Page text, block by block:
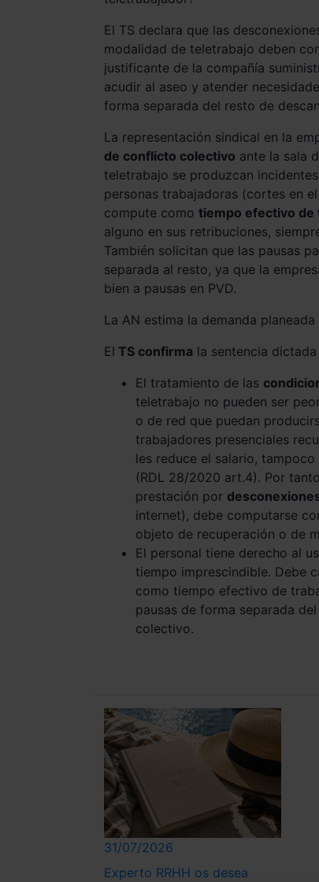
El TS declara que las
modalidad de teletrabajo deben
justificante de la compañía
acudir al aseo y atender
forma separada del resto de
La representación sindical en la
de conflicto colectivo ante la sala
teletrabajo se produzcan
personas trabajadoras (cortes en
compute como tiempo efectivo de
alguno en sus retribuciones,
También solicitan que las pausas
separada al resto, ya que la
bien a pausas en PVD.
La AN estima la demanda
El TS confirma la sentencia
El tratamiento de las
teletrabajo no pueden ser
o de red que puedan
trabajadores presenciales
les reduce el salario,
(RDL 28/2020 art.4). Por
prestación por
internet), debe computarse
objeto de recuperación o de
El personal tiene derecho al
tiempo imprescindible. Debe
como tiempo efectivo de
pausas de forma separada
colectivo.
31/07/2026
Experto RRHH os desea